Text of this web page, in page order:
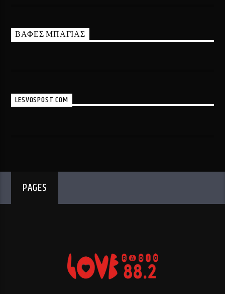
ΒΑΦΕΣ ΜΠΑΓΙΑΣ
LESVOSPOST.COM
PAGES